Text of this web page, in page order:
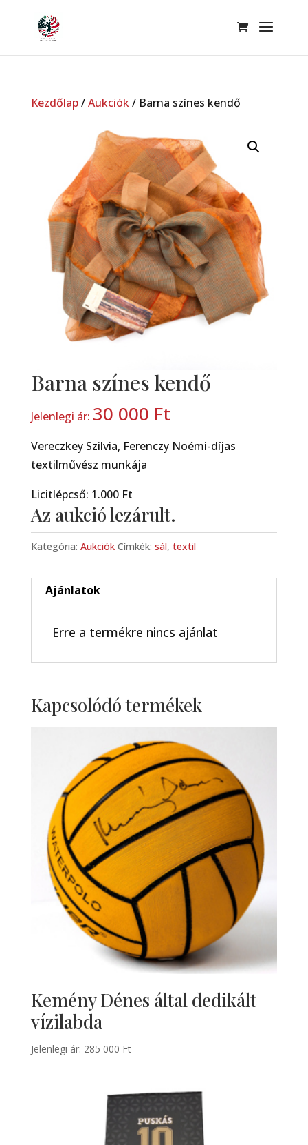
Kezdőlap/Aukciók/ Barna színes kendő
Barna színes kendő
Jelenlegi ár: 30 000 Ft
Vereczkey Szilvia, Ferenczy Noémi-díjas
textilművész munkája
Licitlépcső: 1.000 Ft
Az aukció lezárult.
Kategória: Aukciók Címkék: sál, textil
Ajánlatok
Erre a termékre nincs ajánlat
Kapcsolódó termékek
Kemény Dénes által dedikált
vízilabda
Jelenlegi ár: 285 000 Ft